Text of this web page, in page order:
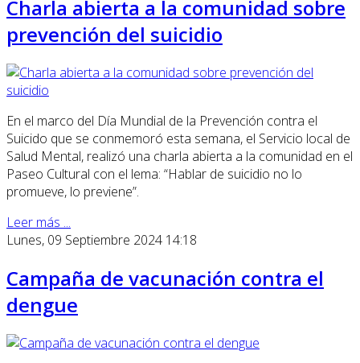
Charla abierta a la comunidad sobre
prevención del suicidio
En el marco del Día Mundial de la Prevención contra el
Suicido que se conmemoró esta semana, el Servicio local de
Salud Mental, realizó una charla abierta a la comunidad en el
Paseo Cultural con el lema: “Hablar de suicidio no lo
promueve, lo previene”.
Leer más ...
Lunes, 09 Septiembre 2024 14:18
Campaña de vacunación contra el
dengue